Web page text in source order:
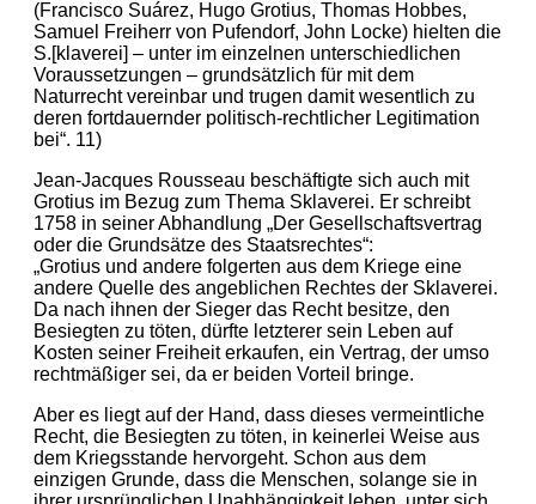
(Francisco Suárez, Hugo Grotius, Thomas Hobbes,
Samuel Freiherr von Pufendorf, John Locke) hielten die
S.[klaverei] – unter im einzelnen unterschiedlichen
Voraussetzungen – grundsätzlich für mit dem
Naturrecht vereinbar und trugen damit wesentlich zu
deren fortdauernder politisch-rechtlicher Legitimation
bei“. 11)
Jean-Jacques Rousseau beschäftigte sich auch mit
Grotius im Bezug zum Thema Sklaverei. Er schreibt
1758 in seiner Abhandlung „Der Gesellschaftsvertrag
oder die Grundsätze des Staatsrechtes“:
„Grotius und andere folgerten aus dem Kriege eine
andere Quelle des angeblichen Rechtes der Sklaverei.
Da nach ihnen der Sieger das Recht besitze, den
Besiegten zu töten, dürfte letzterer sein Leben auf
Kosten seiner Freiheit erkaufen, ein Vertrag, der umso
rechtmäßiger sei, da er beiden Vorteil bringe.
Aber es liegt auf der Hand, dass dieses vermeintliche
Recht, die Besiegten zu töten, in keinerlei Weise aus
dem Kriegsstande hervorgeht. Schon aus dem
einzigen Grunde, dass die Menschen, solange sie in